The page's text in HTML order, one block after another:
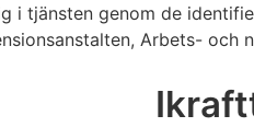
i tjänsten genom de
Arbets- och